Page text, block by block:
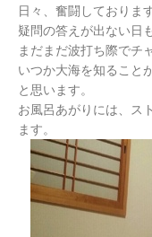
日々、奮闘しております
疑問の答えが出ない日
まだまだ波打ち際でチ
いつか大海を知ること
と思います。
お風呂あがりには、ス
ます。